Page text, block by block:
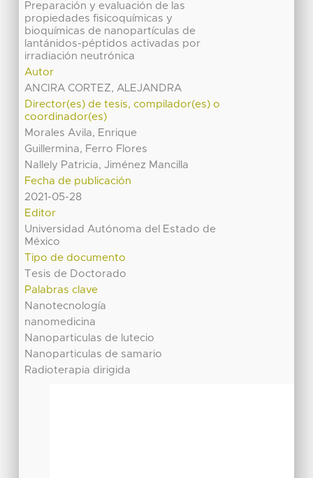
Preparación y evaluación de las
propiedades fisicoquímicas y
bioquímicas de nanopartículas de
lantánidos-péptidos activadas por
irradiación neutrónica
Autor
ANCIRA CORTEZ, ALEJANDRA
Director(es) de tesis, compilador(es) o
coordinador(es)
Morales Avila, Enrique
Guillermina, Ferro Flores
Nallely Patricia, Jiménez Mancilla
Fecha de publicación
2021-05-28
Editor
Universidad Autónoma del Estado de
México
Tipo de documento
Tesis de Doctorado
Palabras clave
Nanotecnología
nanomedicina
Nanoparticulas de lutecio
Nanoparticulas de samario
Radioterapia dirigida